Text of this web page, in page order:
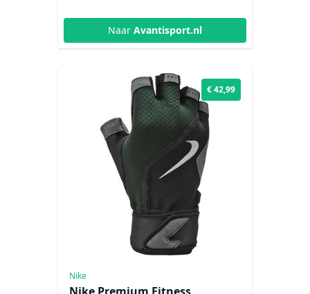
Naar Avantisport.nl
€ 42,99
Nike